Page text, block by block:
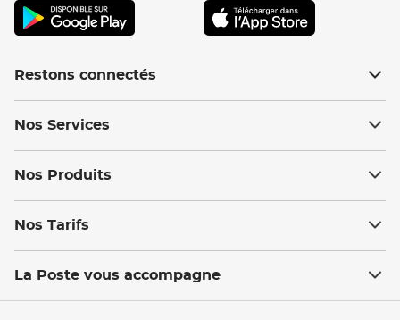
Restons connectés
Nos Services
Nos Produits
Nos Tarifs
La Poste vous accompagne